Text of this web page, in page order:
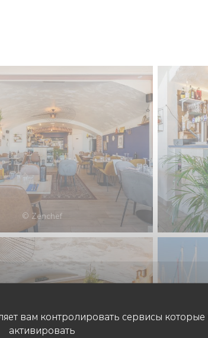
вам контролировать сервисы которые
активировать
© Zenchef